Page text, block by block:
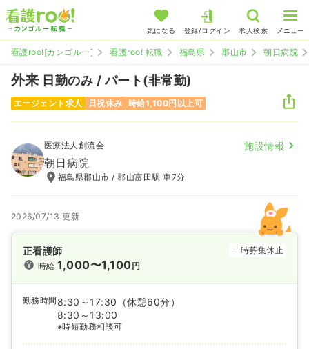
気になる 登録/ログイン 求人検索 メニュー
看護roo![カンゴルー] 看護roo! 転職 福島県 郡山市 朝日病院
外来 日勤のみ / パート(非常勤)
エージェント求人 日祝休み 時給1,100円以上可
医療法人創流会 施設情報
朝日病院
福島県郡山市 / 郡山富田駅 車7分
2026/07/13 更新
正看護師
一時募集休止
時給1,000〜1,100円
勤務時間 8:30～17:30
（休憩60分）
8:30～13:00
※時短勤務相談可